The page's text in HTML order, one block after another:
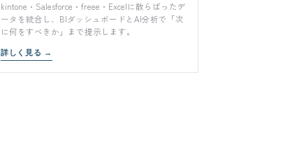
kintone・Salesforce・freee・Excelに散らばったデ
ータを統合し、BIダッシュボードとAI分析で「次
に何をすべきか」まで提示します。
詳しく見る →